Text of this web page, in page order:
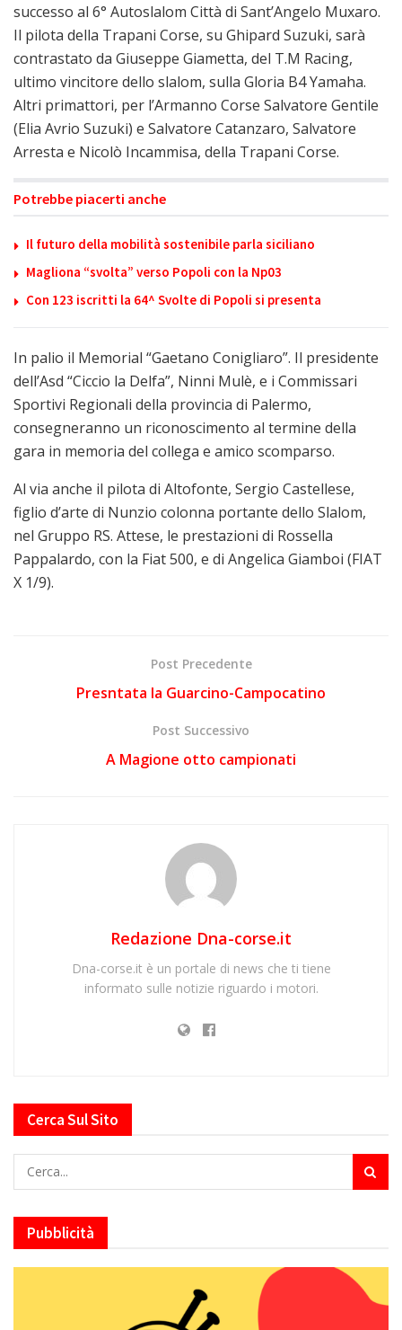
successo al 6° Autoslalom Città di Sant’Angelo Muxaro.
Il pilota della Trapani Corse, su Ghipard Suzuki, sarà
contrastato da Giuseppe Giametta, del T.M Racing,
ultimo vincitore dello slalom, sulla Gloria B4 Yamaha.
Altri primattori, per l’Armanno Corse Salvatore Gentile
(Elia Avrio Suzuki) e Salvatore Catanzaro, Salvatore
Arresta e Nicolò Incammisa, della Trapani Corse.
Potrebbe piacerti anche
Il futuro della mobilità sostenibile parla siciliano
Magliona “svolta” verso Popoli con la Np03
Con 123 iscritti la 64^ Svolte di Popoli si presenta
In palio il Memorial “Gaetano Conigliaro”. Il presidente
dell’Asd “Ciccio la Delfa”, Ninni Mulè, e i Commissari
Sportivi Regionali della provincia di Palermo,
consegneranno un riconoscimento al termine della
gara in memoria del collega e amico scomparso.
Al via anche il pilota di Altofonte, Sergio Castellese,
figlio d’arte di Nunzio colonna portante dello Slalom,
nel Gruppo RS. Attese, le prestazioni di Rossella
Pappalardo, con la Fiat 500, e di Angelica Giamboi (FIAT
X 1/9).
Post Precedente
Presntata la Guarcino-Campocatino
Post Successivo
A Magione otto campionati
Redazione Dna-corse.it
Dna-corse.it è un portale di news che ti tiene
informato sulle notizie riguardo i motori.
Cerca Sul Sito
Pubblicità